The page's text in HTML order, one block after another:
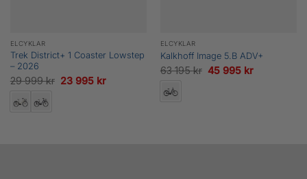
ELCYKLAR
Trek District+ 1 Coaster Lowstep
– 2026
29 999kr Det
23 995 krDet
ELCYKLAR
Kalkhoff Image 5.B ADV+
63 195kr Det
45 995 krDet